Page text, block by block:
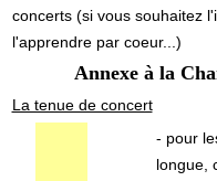
concerts (si vous souhaitez
l'apprendre par coeur...)
Annexe à la
La tenue de concert
- pour
longue,